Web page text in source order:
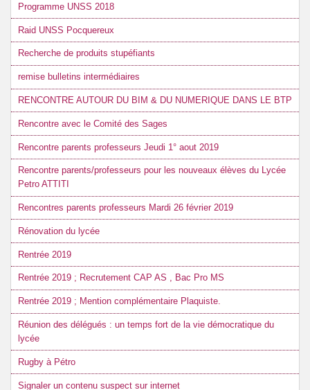
Programme UNSS 2018
Raid UNSS Pocquereux
Recherche de produits stupéfiants
remise bulletins intermédiaires
RENCONTRE AUTOUR DU BIM & DU NUMERIQUE DANS LE BTP
Rencontre avec le Comité des Sages
Rencontre parents professeurs Jeudi 1° aout 2019
Rencontre parents/professeurs pour les nouveaux élèves du Lycée
Petro ATTITI
Rencontres parents professeurs Mardi 26 février 2019
Rénovation du lycée
Rentrée 2019
Rentrée 2019 ; Recrutement CAP AS , Bac Pro MS
Rentrée 2019 ; Mention complémentaire Plaquiste.
Réunion des délégués : un temps fort de la vie démocratique du
lycée
Rugby à Pétro
Signaler un contenu suspect sur internet